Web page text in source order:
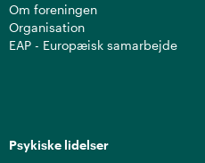
Om foreningen
Organisation
EAP - Europæisk samarbejde
Psykiske lidelser